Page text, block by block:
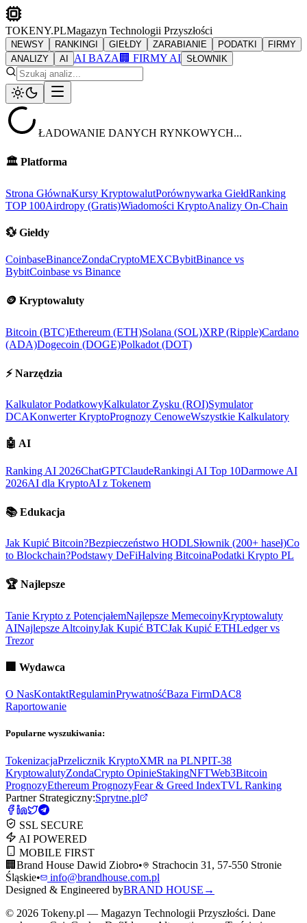
TOKENY.PLMagazyn Technologii Przyszłości
NEWSY RANKINGI GIEŁDY ZARABIANIE PODATKI
FIRMY
ANALIZY
AI AI BAZA 🏢 FIRMY AI SŁOWNIK
ŁADOWANIE DANYCH RYNKOWYCH...
🏛️ Platforma
Strona GłównaKursy KryptowalutPorównywarka GiełdRanking
TOP 100Airdropy (Gratis)Wiadomości KryptoAnalizy On-Chain
💱 Giełdy
CoinbaseBinanceZondaCryptoMEXCBybitBinance vs
BybitCoinbase vs Binance
🪙 Kryptowaluty
Bitcoin (BTC)Ethereum (ETH)Solana (SOL)XRP (Ripple)Cardano
(ADA)Dogecoin (DOGE)Polkadot (DOT)
⚡ Narzędzia
Kalkulator PodatkowyKalkulator Zysku (ROI)Symulator
DCAKonwerter KryptoPrognozy CenoweWszystkie Kalkulatory
🤖 AI
Ranking AI 2026ChatGPTClaudeRankingi AI Top 10Darmowe AI
2026AI dla KryptoAI z Tokenem
📚 Edukacja
Jak Kupić Bitcoin?Bezpieczeństwo HODLSłownik (200+ haseł)Co
to Blockchain?Podstawy DeFiHalving BitcoinaPodatki Krypto PL
🏆 Najlepsze
Tanie Krypto z PotencjałemNajlepsze MemecoinyKryptowaluty
AINajlepsze AltcoinyJak Kupić BTCJak Kupić ETHLedger vs
Trezor
🏢 Wydawca
O NasKontaktRegulaminPrywatnośćBaza FirmDAC8
Raportowanie
Popularne wyszukiwania:
TokenizacjaPrzelicznik KryptoXMR na PLNPIT-38
KryptowalutyZondaCrypto OpinieStakingNFTWeb3Bitcoin
PrognozyEthereum PrognozyFear & Greed IndexTVL Ranking
Partner Strategiczny:Sprytne.pl
SSL SECURE
AI POWERED
MOBILE FIRST
🏢 Brand House Dawid Ziobro•
Strachocin 31, 57-550 Stronie
Śląskie•
info@brandhouse.com.pl
Designed & Engineered byBRAND HOUSE →
© 2026 Tokeny.pl — Magazyn Technologii Przyszłości. Dane